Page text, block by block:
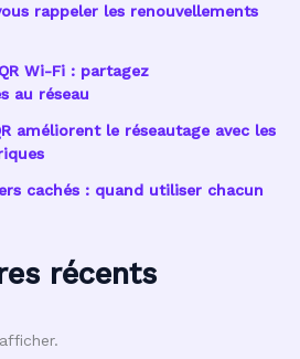
rappeler les renouvellements
Wi-Fi : partagez
au réseau
améliorent le réseautage avec les
cachés : quand utiliser chacun
récents